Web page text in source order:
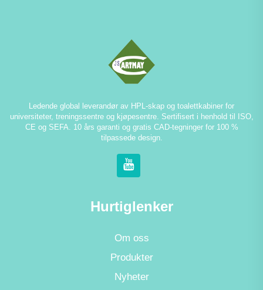
Ledende global leverandør av HPL-skap og toalettkabiner for
universiteter, treningssentre og kjøpesentre. Sertifisert i henhold til ISO,
CE og SEFA. 10 års garanti og gratis CAD-tegninger for 100 %
tilpassede design.
Hurtiglenker
Om oss
Produkter
Nyheter